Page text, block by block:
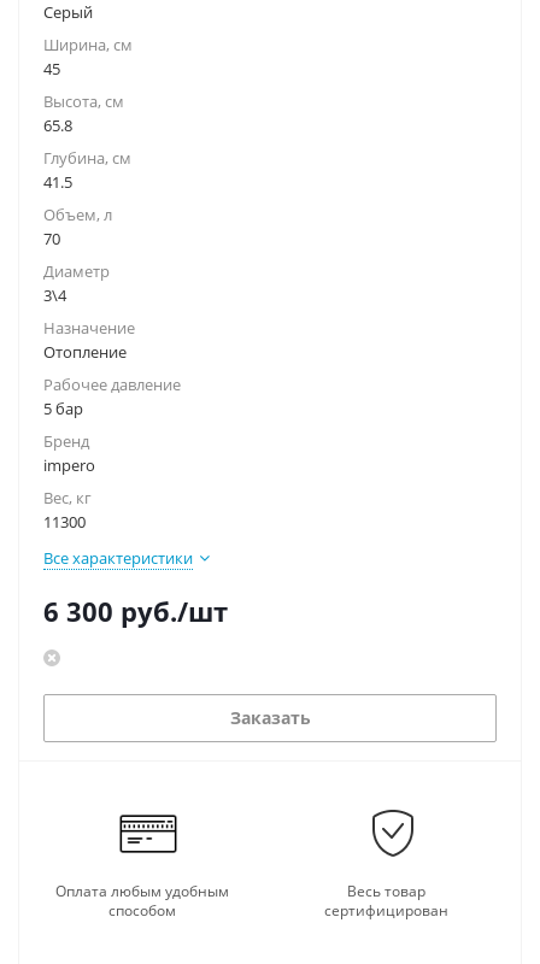
Серый
Ширина, см
45
Высота, см
65.8
Глубина, см
41.5
Объем, л
70
Диаметр
3\4
Назначение
Отопление
Рабочее давление
5 бар
Бренд
impero
Вес, кг
11300
Все характеристики
6 300 руб./шт
Заказать
Оплата любым удобным
способом
Весь товар
сертифицирован